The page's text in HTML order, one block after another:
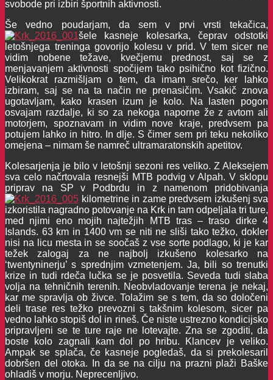
svobode pri izbiri športnih aktivnosti.
Še vedno poudarjam, da sem v prvi vrsti tekačica,
šele kasneje kolesarka, čeprav odstotki
letošnjega treninga govorijo kolesu v prid. V tem sicer ne
vidim nobene težave, kvečjemu prednost, saj se z
menjavanjem aktivnosti spočijem tako psihično kot fizično.
Velikokrat razmišljam o tem, da imam srečo, ker lahko
izbiram, saj se na ta način ne prenasičim. Vsakič znova
ugotavljam, kako krasen izum je kolo. Na lasten pogon
osvajam razdalje, ki so za nekoga naporne že z avtom ali
motorjem, spoznavam in vidim nove kraje, predvsem pa
potujem lahko in hitro. In dlje. S čimer sem pri teku nekoliko
omejena – nimam še namreč ultramaratonskih apetitov.
Kolesarjenja je bilo v letošnji sezoni res veliko. Z Aleksejem
sva celo načrtovala resnejši MTB podvig v Alpah. V sklopu
priprav na SP v Podbrdu in z namenom pridobivanja
kilometrine in zame predvsem izkušenj sva
izkoristila nagradno potovanje na Krk in tam odpeljala tri ture,
med njimi eno mojih najtežjih MTB tras – traso dirke 4
Islands. 63 km in 1400 vm se niti ne sliši tako težko, dokler
nisi na licu mesta in se soočaš z vse sorte podlago, ki je kar
težek zalogaj za ne najbolj izkušeno kolesarko na
‘twentyninerju’ s sprednjim vzmetenjem. Ja, bili so trenutki
krize in tudi rdeča lučka se je posvetila. Seveda tudi slaba
volja na tehničnih terenih. Neobvladovanje terena je nekaj,
kar me spravlja ob živce. Tolažim se s tem, da so določeni
deli trase res težko prevozni s takšnim kolesom, sicer pa
vedno lahko stopiš dol in rineš. Če niste ustrezno kondicijsko
pripravljeni se te ture raje ne lotevajte. Zna se zgoditi, da
boste kolo zagnali kam dol po hribu. Klancev je veliko.
Ampak se splača, če kasneje pogledaš, da si prekolesaril
dobršen del otoka. In da se na cilju na prazni plaži Baške
ohladiš v morju. Neprecenljivo.